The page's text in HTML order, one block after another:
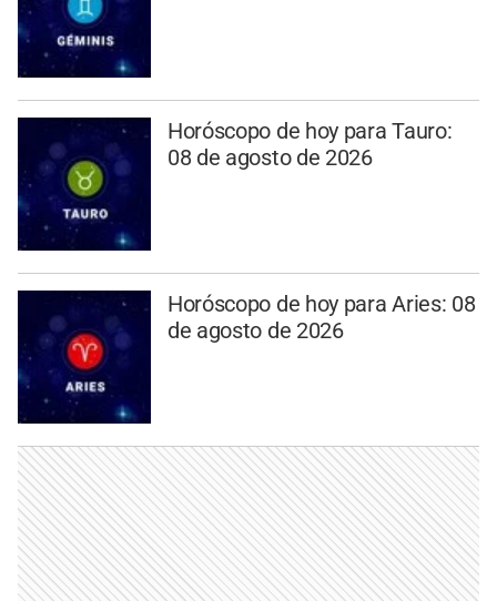
Horóscopo de hoy para Tauro:
08 de agosto de 2026
Horóscopo de hoy para Aries: 08
de agosto de 2026